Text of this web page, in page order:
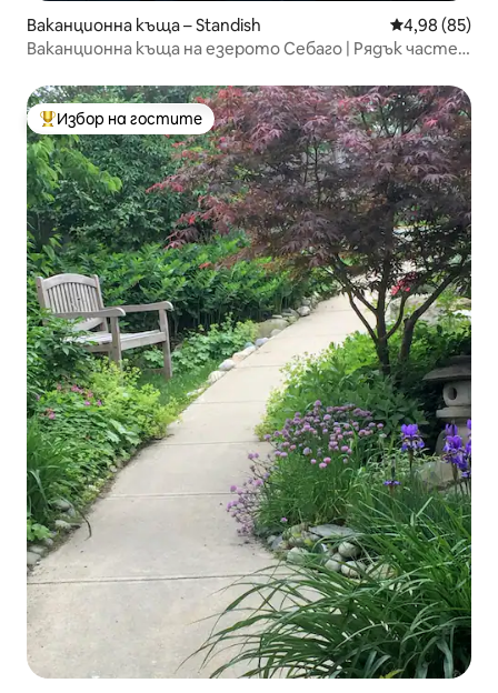
Ваканционна къща – Standish Средна
4,98 (85)
Ваканционна къща на езерото Себаго | Рядък частен
Най-популярен избор на гостите
Избор на гостите